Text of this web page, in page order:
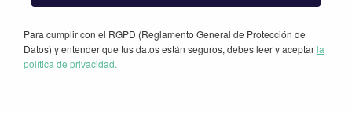
Para cumplir con el RGPD (Reglamento General de Protección de
Datos) y entender que tus datos están seguros, debes leer y aceptarla
política de privacidad.